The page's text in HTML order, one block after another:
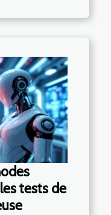
tests de